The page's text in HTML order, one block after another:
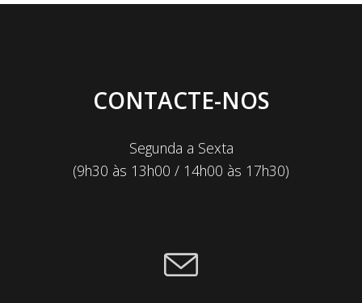
CONTACTE-NOS
Segunda a Sexta
(9h30 às 13h00 / 14h00 às 17h30)